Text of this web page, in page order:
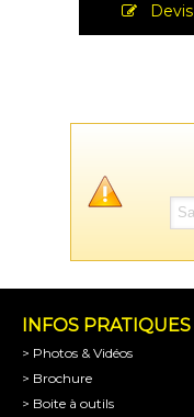
Devis
INFOS PRATIQUES
> Photos & Vidéos
> Brochure
> Boite à outils